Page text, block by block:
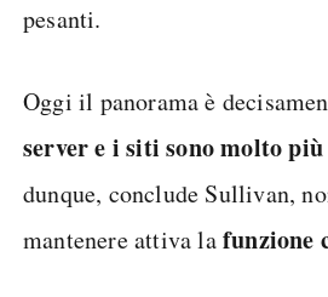
pesanti.
Oggi il panorama è
server e i siti sono molto
dunque, conclude Sullivan,
mantenere attiva lafunzione